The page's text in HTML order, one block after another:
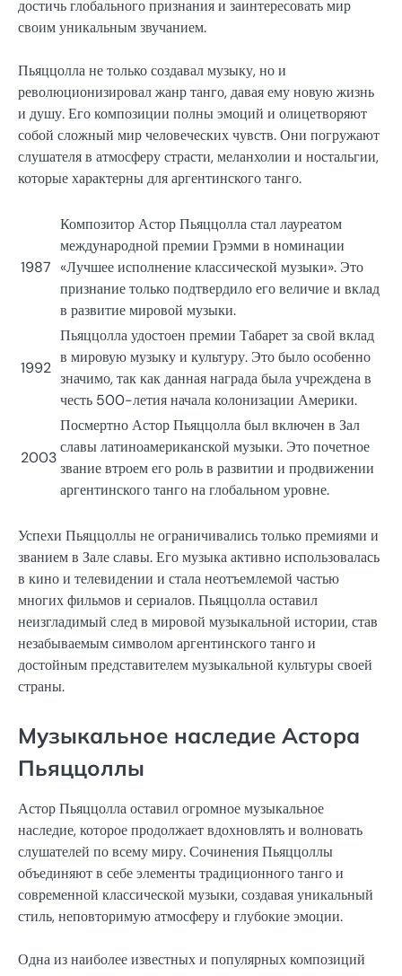
достичь глобального признания и заинтересовать мир
своим уникальным звучанием.
Пьяццолла не только создавал музыку, но и
революционизировал жанр танго, давая ему новую жизнь
и душу. Его композиции полны эмоций и олицетворяют
собой сложный мир человеческих чувств. Они погружают
слушателя в атмосферу страсти, меланхолии и ностальгии,
которые характерны для аргентинского танго.
1987
Композитор Астор Пьяццолла стал лауреатом
международной премии Грэмми в номинации
«Лучшее исполнение классической музыки». Это
признание только подтвердило его величие и вклад
в развитие мировой музыки.
1992
Пьяццолла удостоен премии Табарет за свой вклад
в мировую музыку и культуру. Это было особенно
значимо, так как данная награда была учреждена в
честь 500-летия начала колонизации Америки.
2003
Посмертно Астор Пьяццолла был включен в Зал
славы латиноамериканской музыки. Это почетное
звание втроем его роль в развитии и продвижении
аргентинского танго на глобальном уровне.
Успехи Пьяццоллы не ограничивались только премиями и
званием в Зале славы. Его музыка активно использовалась
в кино и телевидении и стала неотъемлемой частью
многих фильмов и сериалов. Пьяццолла оставил
неизгладимый след в мировой музыкальной истории, став
незабываемым символом аргентинского танго и
достойным представителем музыкальной культуры своей
страны.
Музыкальное наследие Астора
Пьяццоллы
Астор Пьяццолла оставил огромное музыкальное
наследие, которое продолжает вдохновлять и волновать
слушателей по всему миру. Сочинения Пьяццоллы
объединяют в себе элементы традиционного танго и
современной классической музыки, создавая уникальный
стиль, неповторимую атмосферу и глубокие эмоции.
Одна из наиболее известных и популярных композиций